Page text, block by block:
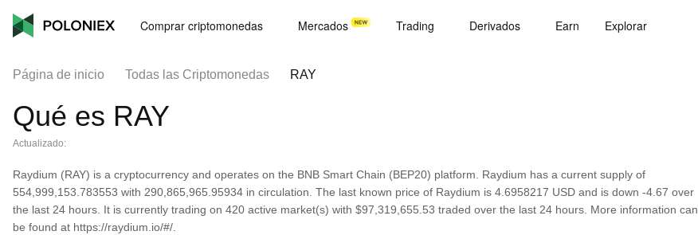
Comprar criptomonedas Mercados Trading Derivados Earn Explorar
Página de inicio Todas las Criptomonedas RAY
Qué es RAY
Actualizado:
Raydium (RAY) is a cryptocurrency and operates on the BNB Smart Chain (BEP20) platform. Raydium has a current supply of
554,999,153.783553 with 290,865,965.95934 in circulation. The last known price of Raydium is 4.6958217 USD and is down -4.67 over
the last 24 hours. It is currently trading on 420 active market(s) with $97,319,655.53 traded over the last 24 hours. More information can
be found at https://raydium.io/#/.